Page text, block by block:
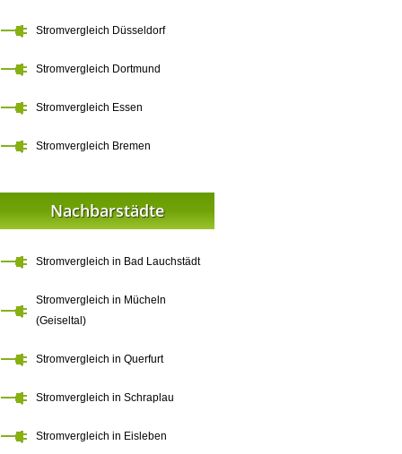
Stromvergleich Düsseldorf
Stromvergleich Dortmund
Stromvergleich Essen
Stromvergleich Bremen
Nachbarstädte
Stromvergleich in Bad Lauchstädt
Stromvergleich in Mücheln
(Geiseltal)
Stromvergleich in Querfurt
Stromvergleich in Schraplau
Stromvergleich in Eisleben